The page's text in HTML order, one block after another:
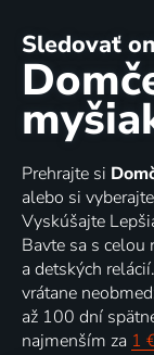
Sledovať
Prehrajte si
alebo si
Vyskúšajte
Bavte sa s
a detských
vrátane
až 100 dní
najmenším za 1